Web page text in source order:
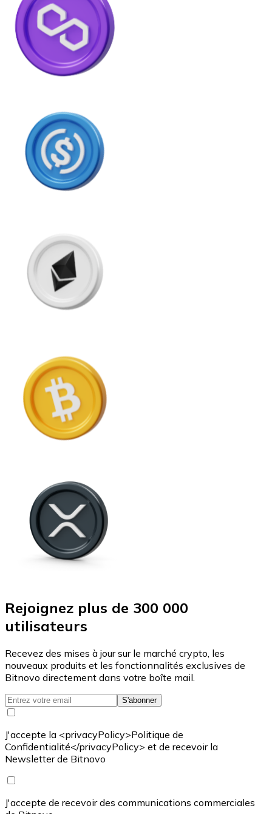
Rejoignez plus de 300 000
utilisateurs
Recevez des mises à jour sur le marché crypto, les
nouveaux produits et les fonctionnalités exclusives de
Bitnovo directement dans votre boîte mail.
S'abonner
J'accepte la <privacyPolicy>Politique de
Confidentialité</privacyPolicy> et de recevoir la
Newsletter de Bitnovo
J'accepte de recevoir des communications commerciales